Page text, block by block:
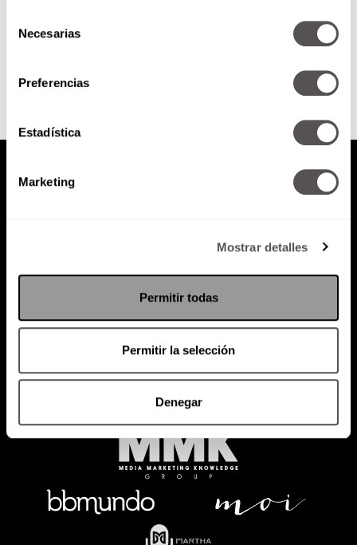
Necesarias
Preferencias
Estadística
Marketing
Mostrar detalles
Permitir todas
Permitir la selección
Denegar
Política de Privacidad
RADIO MARTHA